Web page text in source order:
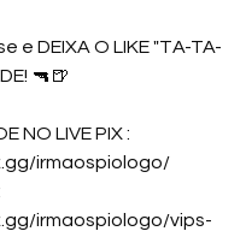
e DEIXA O LIKE "TA-TA-
🔫🍺
NO LIVE PIX :
irmaospiologo/
irmaospiologo/vips-